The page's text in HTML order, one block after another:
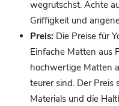
wegrutschst. Achte
Griffigkeit und
Preis: Die Preise für
Einfache Matten aus
hochwertige Matten
teurer sind. Der Preis
Materials und die